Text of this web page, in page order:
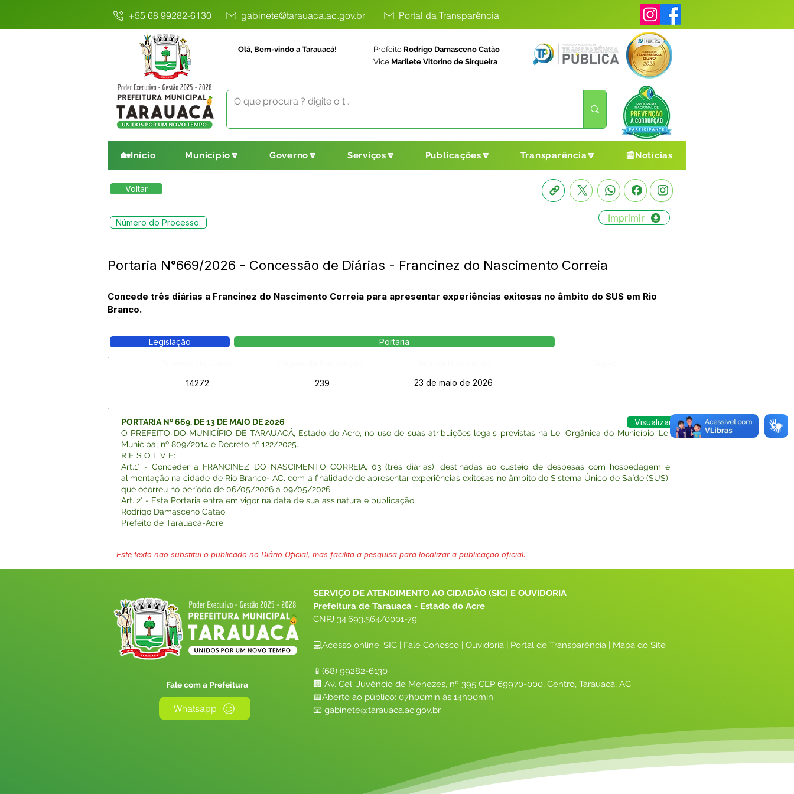
+55 68 99282-6130 gabinete@tarauaca.ac.gov.br Portal da Transparência
Olá, Bem-vindo a Tarauacá! Prefeito Rodrigo Damasceno Catão
Vice Marilete Vitorino de Sirqueira
🏡Início Município🔽 Governo🔽 Serviços🔽 Publicações🔽 Transparência🔽 📰Notícias
Voltar
Número do Processo: Imprimir
Portaria N°669/2026 - Concessão de Diárias - Francinez do Nascimento Correia
Concede três diárias a Francinez do Nascimento Correia para apresentar experiências exitosas no âmbito do SUS em Rio
Branco.
Legislação Portaria
14272
239 23 de maio de 2026
PORTARIA Nº 669, DE 13 DE MAIO DE 2026
O PREFEITO DO MUNICÍPIO DE TARAUACÁ, Estado do Acre, no uso de suas atribuições legais previstas na Lei Orgânica do Município, Lei
Municipal nº 809/2014 e Decreto nº 122/2025.
R E S O L V E:
Art.1° - Conceder a FRANCINEZ DO NASCIMENTO CORREIA, 03 (três diárias), destinadas ao custeio de despesas com hospedagem e
alimentação na cidade de Rio Branco- AC, com a finalidade de apresentar experiências exitosas no âmbito do Sistema Único de Saíde (SUS),
que ocorreu no período de 06/05/2026 a 09/05/2026.
Art. 2° - Esta Portaria entra em vigor na data de sua assinatura e publicação.
Rodrigo Damasceno Catão
Prefeito de Tarauacá-Acre
Visualizar
Este texto não substitui o publicado no Diário Oficial, mas facilita a pesquisa para localizar a publicação oficial.
Fale com a Prefeitura
Whatsapp
SERVIÇO DE ATENDIMENTO AO CIDADÃO (SIC) E OUVIDORIA
Prefeitura de Tarauacá - Estado do Acre
CNPJ 34.693.564/0001-79
💻Acesso online: SIC | Fale Conosco | Ouvidoria | Portal de Transparência | Mapa do Site
📱(68) 99282-6130
🏢 Av. Cel. Juvêncio de Menezes, nº 395 CEP 69970-000, Centro, Tarauacá, AC
📅Aberto ao público: 07h00min às 14h00min
📧 gabinete@tarauaca.ac.gov.br